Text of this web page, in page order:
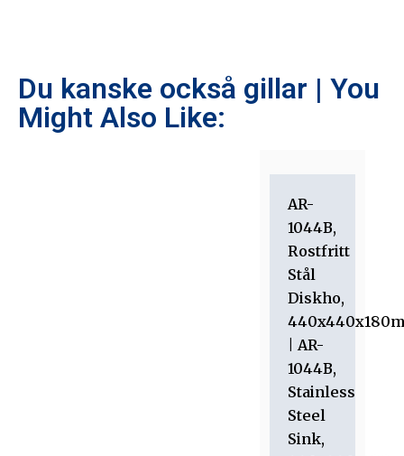
Du kanske också gillar | You
Might Also Like:
AR-
1044B,
Rostfritt
Stål
Diskho,
| AR-
1044B,
Stainless
Steel
Sink,